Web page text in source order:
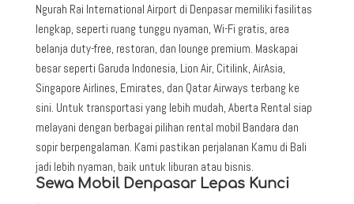
Ngurah Rai International Airport di Denpasar memiliki fasilitas
lengkap, seperti ruang tunggu nyaman, Wi-Fi gratis, area
belanja duty-free, restoran, dan lounge premium. Maskapai
besar seperti Garuda Indonesia, Lion Air, Citilink, AirAsia,
Singapore Airlines, Emirates, dan Qatar Airways terbang ke
sini. Untuk transportasi yang lebih mudah, Aberta Rental siap
melayani dengan berbagai pilihan rental mobil Bandara dan
sopir berpengalaman. Kami pastikan perjalanan Kamu di Bali
jadi lebih nyaman, baik untuk liburan atau bisnis.
Sewa Mobil Denpasar Lepas Kunci